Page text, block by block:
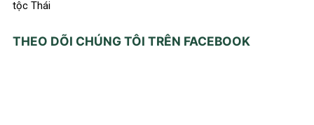
tộc Thái
THEO DÕI CHÚNG TÔI TRÊN FACEBOOK